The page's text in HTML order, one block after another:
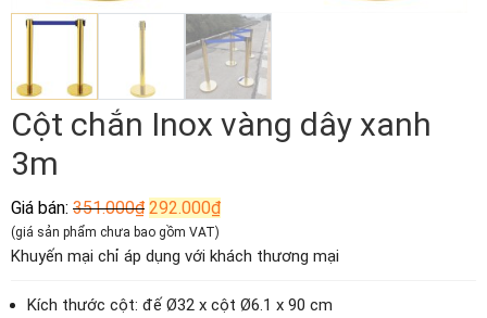
Cột chắn Inox vàng dây xanh
3m
Giá bán: 351.000₫ Giá
gốc
là:
351.000₫.
292.000₫Giá
hiện
là:
(giá sản phẩm chưa bao gồm VAT)
Khuyến mại chỉ áp dụng với khách thương mại
Kích thước cột: đế Ø32 x cột Ø6.1 x 90 cm